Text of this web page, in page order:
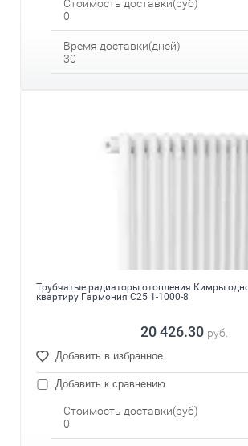
Стоимость доставки(руб)
0
Время доставки(дней)
30
Трубчатые радиаторы отопления Кимры
квартиру Гармония С25 1-1000-8
20 426.30 руб.
Добавить в избранное
Добавить к сравнению
Стоимость доставки(руб)
0